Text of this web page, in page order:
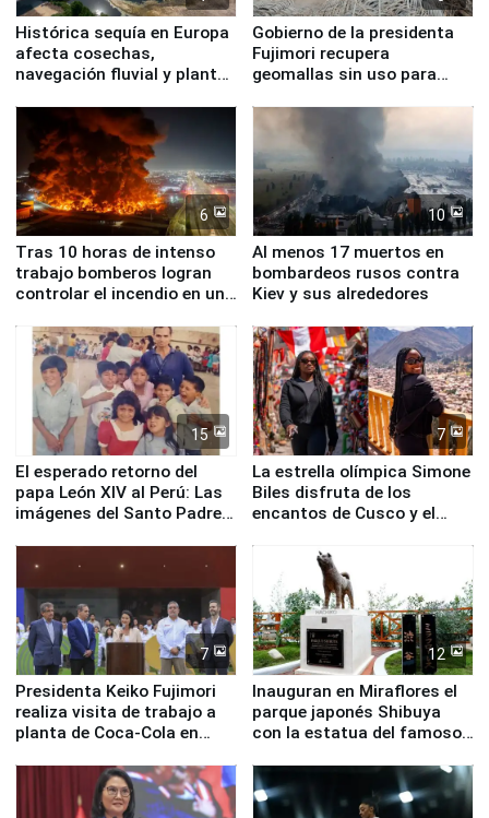
Histórica sequía en Europa
afecta cosechas,
navegación fluvial y plantas
Gobierno de la presidenta
Fujimori recupera
geomallas sin uso para
Fenómeno El Niño
6
Tras 10 horas de intenso
trabajo bomberos logran
controlar el incendio en una
de Chile
10
Al menos 17 muertos en
bombardeos rusos contra
Kiev y sus alrededores
15
El esperado retorno del
papa León XIV al Perú: Las
imágenes del Santo Padre
7
La estrella olímpica Simone
Biles disfruta de los
encantos de Cusco y el
7
Presidenta Keiko Fujimori
realiza visita de trabajo a
planta de Coca-Cola en
12
Inauguran en Miraflores el
parque japonés Shibuya
con la estatua del famoso